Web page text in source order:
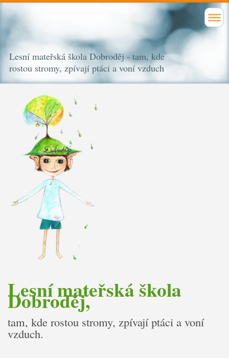
Lesní mateřská škola Dobroděj - tam, kde
rostou stromy, zpívají ptáci a voní vzduch
Lesní mateřská škola
Dobroděj,
tam, kde rostou stromy, zpívají ptáci a voní
vzduch.